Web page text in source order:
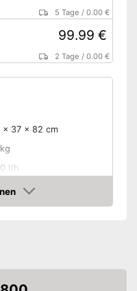
5 Tage /0.00 €
99.99 €
2 Tage /0.00 €
x 37 x 82 cm
l/h
bar
W